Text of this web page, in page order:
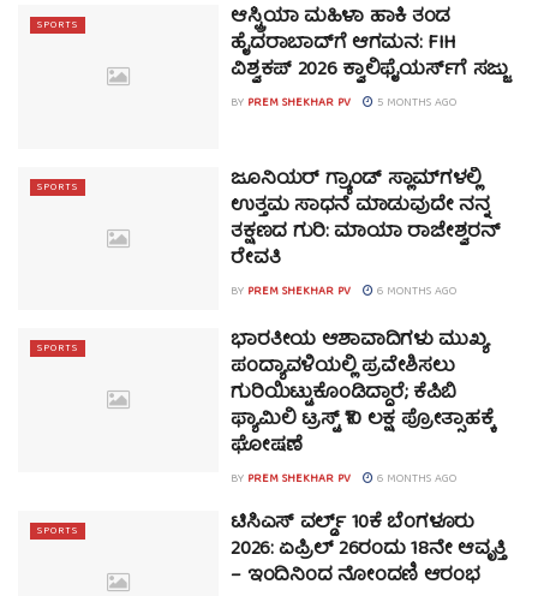
SPORTS ಆಸ್ಟ್ರಿಯಾ ಮಹಿಳಾ ಹಾಕಿ ತಂಡ
ಹೈದರಾಬಾದ್‌ಗೆ ಆಗಮನ: FIH
ವಿಶ್ವಕಪ್ 2026 ಕ್ವಾಲಿಫೈಯರ್ಸ್‌ಗೆ ಸಜ್ಜು
BY PREM SHEKHAR PV 5 MONTHS AGO
SPORTS ಜೂನಿಯರ್ ಗ್ರ್ಯಾಂಡ್ ಸ್ಲಾಮ್‌ಗಳಲ್ಲಿ
ಉತ್ತಮ ಸಾಧನೆ ಮಾಡುವುದೇ ನನ್ನ
ತಕ್ಷಣದ ಗುರಿ: ಮಾಯಾ ರಾಜೇಶ್ವರನ್
ರೇವತಿ
BY PREM SHEKHAR PV 6 MONTHS AGO
SPORTS ಭಾರತೀಯ ಆಶಾವಾದಿಗಳು ಮುಖ್ಯ
ಪಂದ್ಯಾವಳಿಯಲ್ಲಿ ಪ್ರವೇಶಿಸಲು
ಗುರಿಯಿಟ್ಟುಕೊಂಡಿದ್ದಾರೆ; ಕೆಪಿಬಿ
ಫ್ಯಾಮಿಲಿ ಟ್ರಸ್ಟ್ ₹10 ಲಕ್ಷ ಪ್ರೋತ್ಸಾಹಕ್ಕೆ
ಘೋಷಣೆ
BY PREM SHEKHAR PV 6 MONTHS AGO
SPORTS ಟಿಸಿಎಸ್ ವರ್ಲ್ಡ್ 10ಕೆ ಬೆಂಗಳೂರು
2026: ಏಪ್ರಿಲ್ 26ರಂದು 18ನೇ ಆವೃತ್ತಿ
– ಇಂದಿನಿಂದ ನೋಂದಣಿ ಆರಂಭ